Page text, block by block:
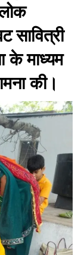
सावित्री
के माध्यम
की।